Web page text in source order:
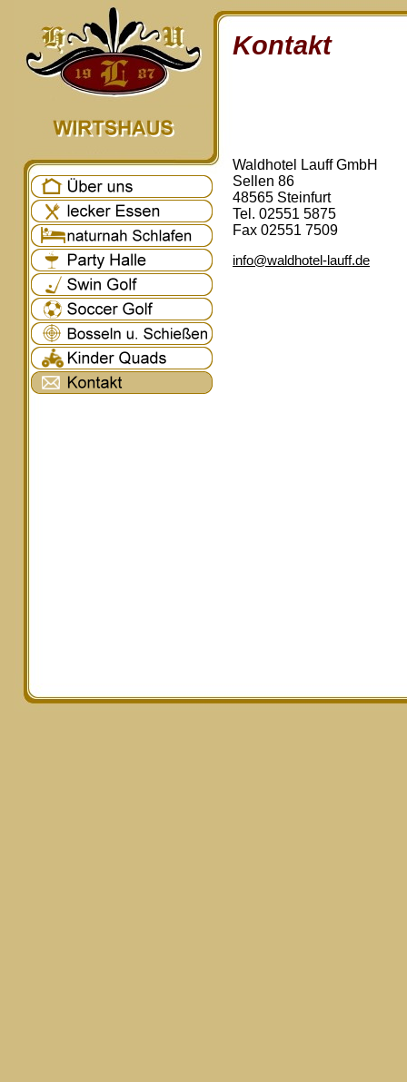
Kontakt
Waldhotel Lauff GmbH
Sellen 86
48565 Steinfurt
Tel. 02551 5875
Fax 02551 7509
info@waldhotel-lauff.de